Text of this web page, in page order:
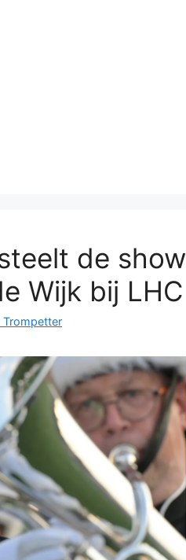
de show
Wijk bij LHC
Trompetter